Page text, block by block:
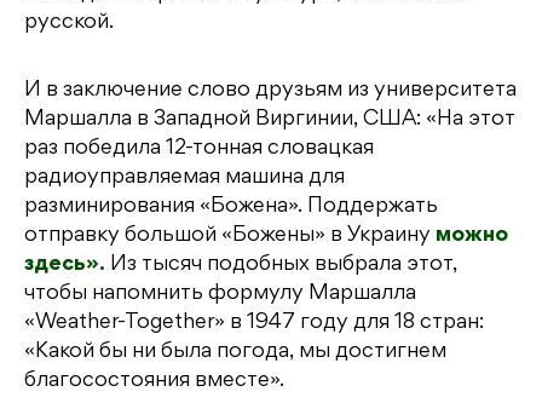
русской.
И в заключение слово друзьям из университета
Маршалла в Западной Виргинии, США: «На этот
раз победила 12-тонная словацкая
радиоуправляемая машина для
разминирования «Божена». Поддержать
отправку большой «Божены» в Украину можно
здесь». Из тысяч подобных выбрала этот,
чтобы напомнить формулу Маршалла
«Weather-Together» в 1947 году для 18 стран:
«Какой бы ни была погода, мы достигнем
благосостояния вместе».